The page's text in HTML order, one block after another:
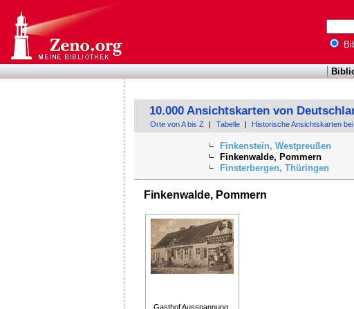
10.000 Ansichtskarten von
Orte von A bis Z Tabelle Historische Ansichtskarten
Finkenstein, Westpreußen
Finkenwalde, Pommern
Finsterbergen, Thüringen
Finkenwalde, Pommern
Gasthof Ausspannung,